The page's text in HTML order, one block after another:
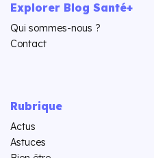
Explorer Blog Santé+
Qui sommes-nous ?
Contact
Rubrique
Actus
Astuces